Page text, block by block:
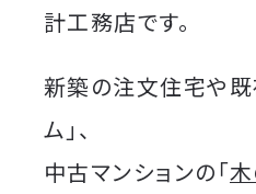
計工務店です。
新築の注文住宅や既
ム」、
中古マンションの「